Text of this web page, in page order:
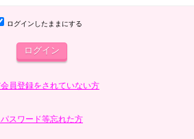
ログインしたままにする
員登録をされていない方
スワード等忘れた方